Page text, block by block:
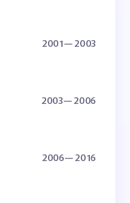
2001— 2003
2003— 2006
2006— 2016